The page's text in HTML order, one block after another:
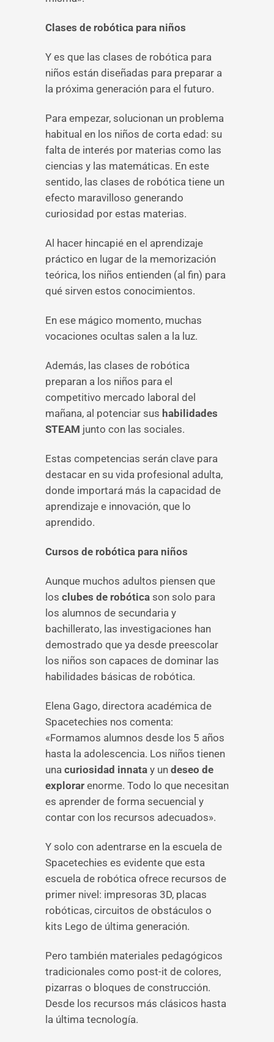
Clases de robótica para niños
Y es que las clases de robótica para
niños están diseñadas para preparar a
la próxima generación para el futuro.
Para empezar, solucionan un problema
habitual en los niños de corta edad: su
falta de interés por materias como las
ciencias y las matemáticas. En este
sentido, las clases de robótica tiene un
efecto maravilloso generando
curiosidad por estas materias.
Al hacer hincapié en el aprendizaje
práctico en lugar de la memorización
teórica, los niños entienden (al fin) para
qué sirven estos conocimientos.
En ese mágico momento, muchas
vocaciones ocultas salen a la luz.
Además, las clases de robótica
preparan a los niños para el
competitivo mercado laboral del
mañana, al potenciar sus habilidades
STEAM junto con las sociales.
Estas competencias serán clave para
destacar en su vida profesional adulta,
donde importará más la capacidad de
aprendizaje e innovación, que lo
aprendido.
Cursos de robótica para niños
Aunque muchos adultos piensen que
los clubes de robótica son solo para
los alumnos de secundaria y
bachillerato, las investigaciones han
demostrado que ya desde preescolar
los niños son capaces de dominar las
habilidades básicas de robótica.
Elena Gago, directora académica de
Spacetechies nos comenta:
«Formamos alumnos desde los 5 años
hasta la adolescencia. Los niños tienen
una curiosidad innata y un deseo de
explorar enorme. Todo lo que necesitan
es aprender de forma secuencial y
contar con los recursos adecuados».
Y solo con adentrarse en la escuela de
Spacetechies es evidente que esta
escuela de robótica ofrece recursos de
primer nivel: impresoras 3D, placas
robóticas, circuitos de obstáculos o
kits Lego de última generación.
Pero también materiales pedagógicos
tradicionales como post-it de colores,
pizarras o bloques de construcción.
Desde los recursos más clásicos hasta
la última tecnología.